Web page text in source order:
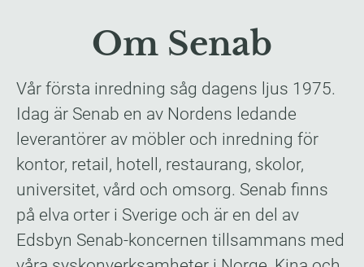
Om Senab
Vår första inredning såg dagens ljus 1975.
Idag är Senab en av Nordens ledande
leverantörer av möbler och inredning för
kontor, retail, hotell, restaurang, skolor,
universitet, vård och omsorg. Senab finns
på elva orter i Sverige och är en del av
Edsbyn Senab-koncernen tillsammans med